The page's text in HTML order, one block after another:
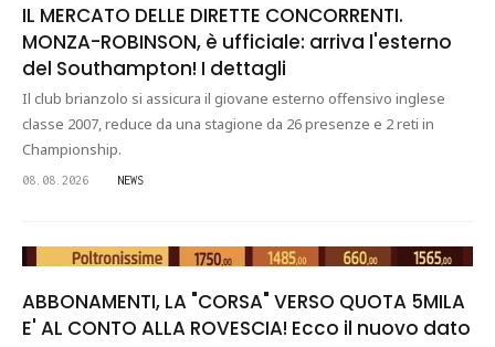
IL MERCATO DELLE DIRETTE CONCORRENTI.
MONZA-ROBINSON, è ufficiale: arriva l'esterno
del Southampton! I dettagli
Il club brianzolo si assicura il giovane esterno offensivo inglese
classe 2007, reduce da una stagione da 26 presenze e 2 reti in
Championship.
08.08.2026 NEWS
ABBONAMENTI, LA "CORSA" VERSO QUOTA 5MILA
E' AL CONTO ALLA ROVESCIA! Ecco il nuovo dato